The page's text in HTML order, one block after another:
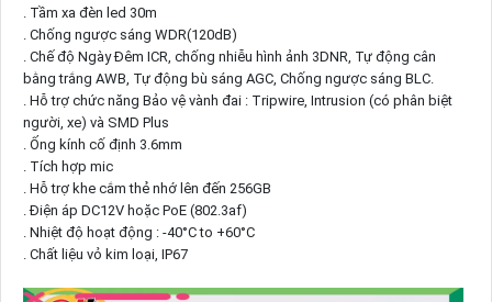
. Tầm xa đèn led 30m
. Chống ngược sáng WDR(120dB)
. Chế độ Ngày Đêm ICR, chống nhiễu hình ảnh 3DNR, Tự động cân
bằng trắng AWB, Tự động bù sáng AGC, Chống ngược sáng BLC.
. Hỗ trợ chức năng Bảo vệ vành đai : Tripwire, Intrusion (có phân biệt
người, xe) và SMD Plus
. Ống kính cố định 3.6mm
. Tích hợp mic
. Hỗ trợ khe cắm thẻ nhớ lên đến 256GB
. Điện áp DC12V hoặc PoE (802.3af)
. Nhiệt độ hoạt động : -40°C to +60°C
. Chất liệu vỏ kim loại, IP67